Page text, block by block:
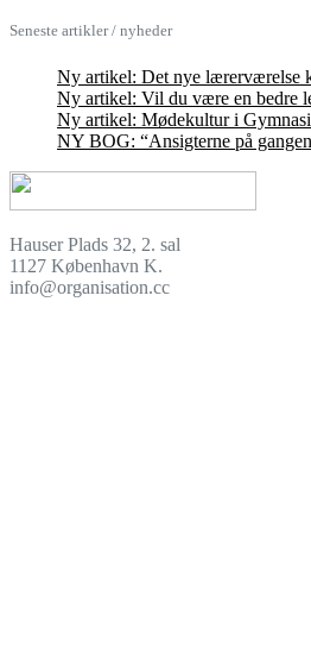
Seneste artikler / nyheder
Ny artikel: Det nye lærerværelse
Ny artikel: Vil du være en bedre
Ny artikel: Mødekultur i
NY BOG: “Ansigterne på
Hauser Plads 32, 2. sal
1127 København K.
info@organisation.cc